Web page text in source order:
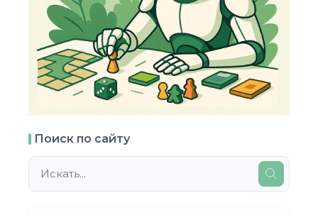
Поиск по сайту